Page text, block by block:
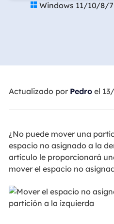
 Windows 11/10/8/7
Actualizado por Pedroel
¿No puede mover una
espacio no asignado a la
artículo le proporcionará
mover el espacio no